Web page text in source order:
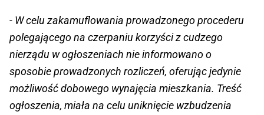
- W celu zakamuflowania prowadzonego procederu
polegającego na czerpaniu korzyści z cudzego
nierządu w ogłoszeniach nie informowano o
sposobie prowadzonych rozliczeń, oferując jedynie
możliwość dobowego wynajęcia mieszkania. Treść
ogłoszenia, miała na celu uniknięcie wzbudzenia